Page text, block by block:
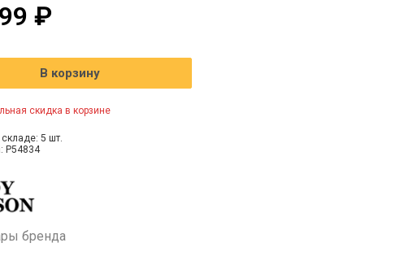
₽
В корзину
скидка в корзине
5 шт.
P54834
бренда